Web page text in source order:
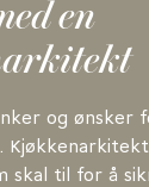
en
og ønsker
skal til for å